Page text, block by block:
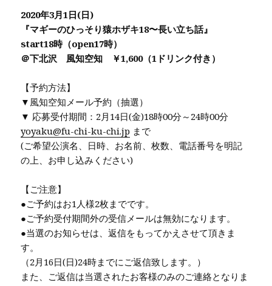
2020年3月1日(日)
『マギーのひっそり猿ホザキ18〜長い立ち話』
start18時（open17時）
＠下北沢 風知空知 ￥1,600（1ドリンク付き）
【予約方法】
▼風知空知メール予約（抽選）
▼ 応募受付期間：2月14日(金)18時00分～24時00分
yoyaku@fu-chi-ku-chi.jp まで
(ご希望公演名、日時、お名前、枚数、電話番号を明記
の上、お申し込みください)
【ご注意】
●ご予約はお1人様2枚までです。
●ご予約受付期間外の受信メールは無効になります。
●当選のお知らせは、返信をもってかえさせて頂きま
す。
（2月16日(日)24時までにご返信致します。）
また、ご返信は当選されたお客様のみのご連絡となりま